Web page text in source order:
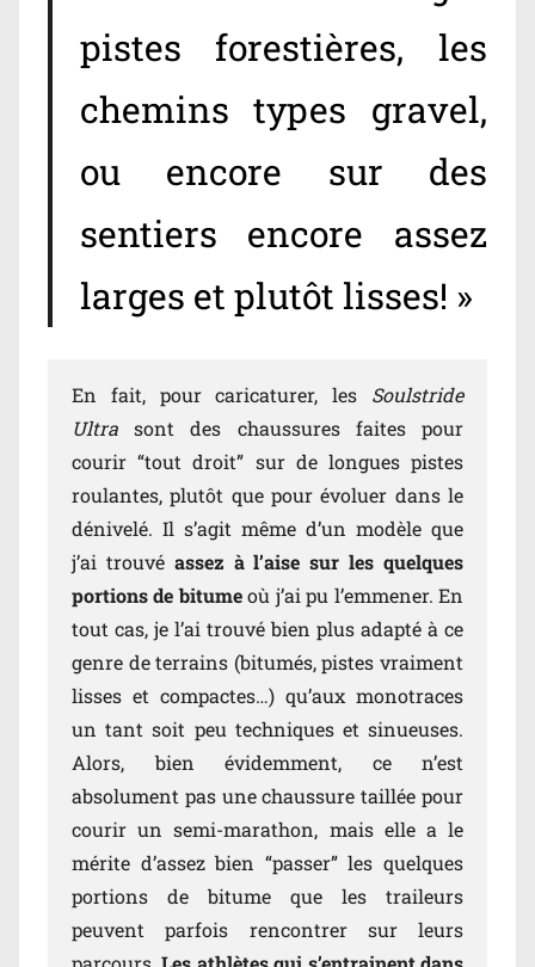
pistes forestières, les
chemins types gravel,
ou encore sur des
sentiers encore assez
larges et plutôt lisses! »
En fait, pour caricaturer, les Soulstride
Ultra sont des chaussures faites pour
courir “tout droit” sur de longues pistes
roulantes, plutôt que pour évoluer dans le
dénivelé. Il s’agit même d’un modèle que
j’ai trouvé assez à l’aise sur les quelques
portions de bitumeoù j’ai pu l’emmener. En
tout cas, je l’ai trouvé bien plus adapté à ce
genre de terrains (bitumés, pistes vraiment
lisses et compactes…) qu’aux monotraces
un tant soit peu techniques et sinueuses.
Alors, bien évidemment, ce n’est
absolument pas une chaussure taillée pour
courir un semi-marathon, mais elle a le
mérite d’assez bien “passer” les quelques
portions de bitume que les traileurs
peuvent parfois rencontrer sur leurs